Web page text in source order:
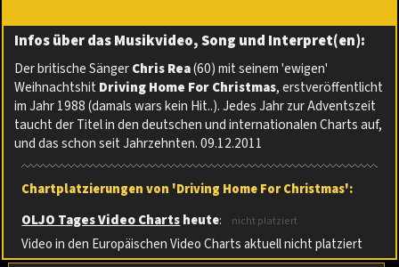
Infos über das Musikvideo, Song und Interpret(en):
Der britische SängerChris Rea(60) mit seinem 'ewigen'
Weihnachtshit Driving Home For Christmas, erstveröffentlicht
im Jahr 1988 (damals wars kein Hit..). Jedes Jahr zur Adventszeit
taucht der Titel in den deutschen und internationalen Charts auf,
und das schon seit Jahrzehnten. 09.12.2011
Chartplatzierungen von 'Driving Home For Christmas':
OLJO Tages Video Chartsheute: nicht platziert
Video in den Europäischen Video Charts aktuell nicht platziert